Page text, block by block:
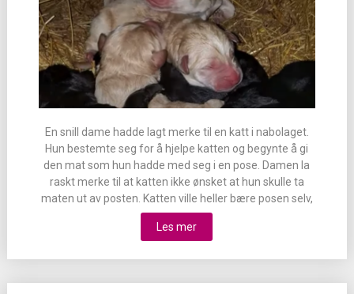
En snill dame hadde lagt merke til en katt i nabolaget.
Hun bestemte seg for å hjelpe katten og begynte å gi
den mat som hun hadde med seg i en pose. Damen la
raskt merke til at katten ikke ønsket at hun skulle ta
maten ut av posten. Katten ville heller bære posen selv,
Les mer